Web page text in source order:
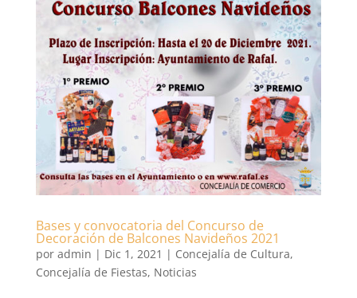
Bases y convocatoria del Concurso de
Decoración de Balcones Navideños 2021
por admin | Dic 1, 2021 | Concejalía de Cultura,
Concejalía de Fiestas, Noticias